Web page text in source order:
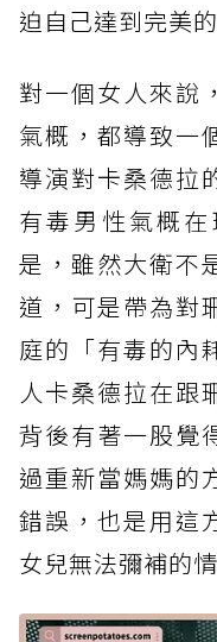
迫自己達到完美
對一個女人來說
氣概，都導致一
導演對卡桑德拉
有毒男性氣概
是，雖然大衛不
道，可是帶為對
庭的「有毒的內
人卡桑德拉在跟
背後有著一股覺
過重新當媽媽的
錯誤，也是用這
女兒無法彌補的